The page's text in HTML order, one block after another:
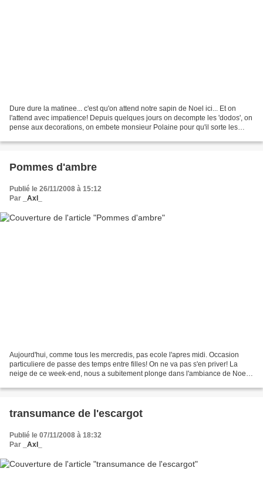
Dure dure la matinee... c'est qu'on attend notre sapin de Noel ici... Et on
l'attend avec impatience! Depuis quelques jours on decompte les 'dodos', on
pense aux decorations, on embete monsieur Polaine pour qu'il sorte les
Pommes d'ambre
Publié le 26/11/2008 à 15:12
Par
_Axl_
Aujourd'hui, comme tous les mercredis, pas ecole l'apres midi. Occasion
particuliere de passe des temps entre filles! On ne va pas s'en priver! La
neige de ce week-end, nous a subitement plonge dans l'ambiance de Noel
transumance de l'escargot
Publié le 07/11/2008 à 18:32
Par
_Axl_